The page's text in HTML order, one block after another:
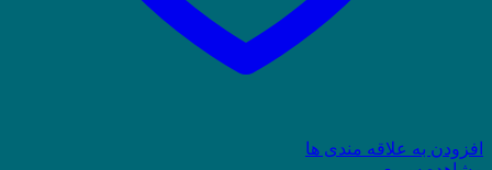
افزودن به علاقه مندی ها